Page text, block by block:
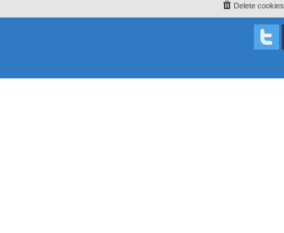
Delete cookies